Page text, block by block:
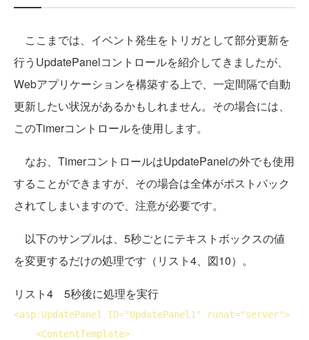
ここまでは、イベント発生をトリガとして部分更新を
行うUpdatePanelコントロールを紹介してきましたが、
Webアプリケーションを構築する上で、一定間隔で自動
更新したい状況があるかもしれません。その場合には、
このTimerコントロールを使用します。
なお、TimerコントロールはUpdatePanelの外でも使用
することができますが、その場合は全体がポストパック
されてしまいますので、注意が必要です。
以下のサンプルは、5秒ごとにテキストボックスの値
を変更するだけの処理です（リスト4、図10）。
リスト4 5秒後に処理を実行
<asp:UpdatePanel ID="UpdatePanel1" runat="server">
<ContentTemplate>